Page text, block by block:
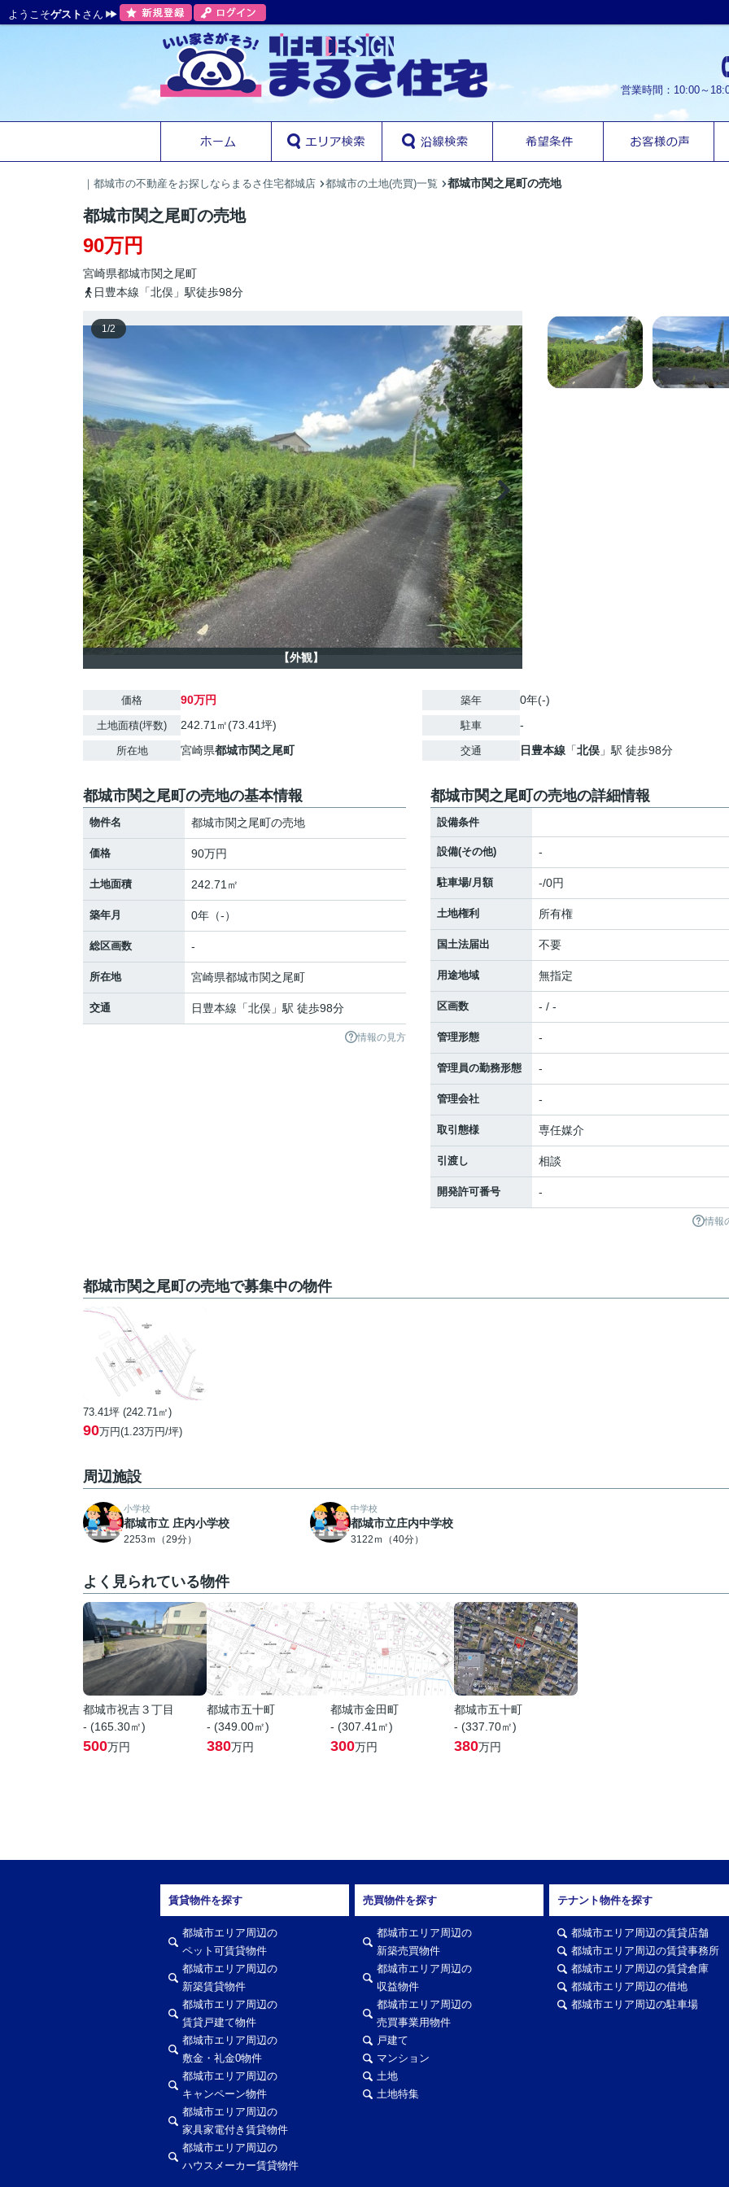
ようこそゲスト さん
営業時間：10:00～
｜都城市の不動産をお探しならまるさ住宅都城店 都城市の土地(売買)一覧 都城市関之尾町の売地
都城市関之尾町の売地
90万円
宮崎県都城市関之尾町
日豊本線「北俣」駅徒歩98分
1/2
【外観】
価格 90万円
土地面積(坪数) 242.71㎡(73.41坪)
所在地 宮崎県都城市関之尾町
築年 0年(-)
駐車 -
交通 日豊本線 「北俣 」駅 徒歩98分
都城市関之尾町の売地の基本情報
物件名 都城市関之尾町の売地
価格 90万円
土地面積 242.71㎡
築年月 0年（-）
総区画数 -
所在地 宮崎県都城市関之尾町
交通 日豊本線 「北俣 」駅 徒歩98分
情報の見方
都城市関之尾町の売地の詳細情報
設備条件
設備(その他) -
駐車場/月額 -/0円
土地権利 所有権
国土法届出 不要
用途地域 無指定
区画数 - / -
管理形態 -
管理員の勤務形態 -
管理会社 -
取引態様 専任媒介
引渡し 相談
開発許可番号 -
情報
都城市関之尾町の売地で募集中の物件
73.41坪 (242.71㎡)
90万円(1.23万円/坪)
周辺施設
小学校
都城市立 庄内小学校
2253ｍ（29分）
中学校
都城市立庄内中学校
3122ｍ（40分）
よく見られている物件
都城市祝吉３丁目
- (165.30㎡)
500万円
都城市五十町
- (349.00㎡)
380万円
都城市金田町
- (307.41㎡)
300万円
都城市五十町
- (337.70㎡)
380万円
賃貸物件を探す
都城市エリア周辺の
ペット可賃貸物件
都城市エリア周辺の
新築賃貸物件
都城市エリア周辺の
賃貸戸建て物件
都城市エリア周辺の
敷金・礼金0物件
都城市エリア周辺の
キャンペーン物件
都城市エリア周辺の
家具家電付き賃貸物件
都城市エリア周辺の
ハウスメーカー賃貸物件
売買物件を探す
都城市エリア周辺の
新築売買物件
都城市エリア周辺の
収益物件
都城市エリア周辺の
売買事業用物件
戸建て
マンション
土地
土地特集
テナント物件を探す
都城市エリア周辺の賃貸店舗
都城市エリア周辺の賃貸事務所
都城市エリア周辺の賃貸倉庫
都城市エリア周辺の借地
都城市エリア周辺の駐車場